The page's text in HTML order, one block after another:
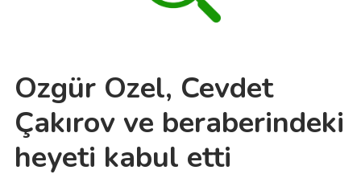
Özgür Özel, Cevdet
Çakırov ve beraberindeki
heyeti kabul etti